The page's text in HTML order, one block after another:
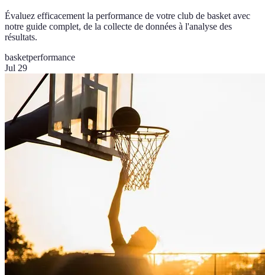
Évaluez efficacement la performance de votre club de basket avec
notre guide complet, de la collecte de données à l'analyse des
résultats.
basketperformance
Jul 29